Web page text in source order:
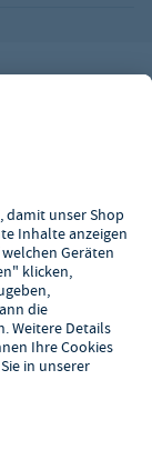
Versandkosten
oder